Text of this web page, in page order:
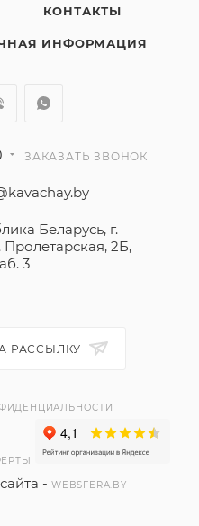
КОНТАКТЫ
ИНФОРМАЦИЯ
ЗАКАЗАТЬ ЗВОНОК
Беларусь, г.
2Б,
3
РАССЫЛКУ
-WEBSFERA.BY